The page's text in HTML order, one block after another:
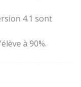
4.1 sont
à 90%.